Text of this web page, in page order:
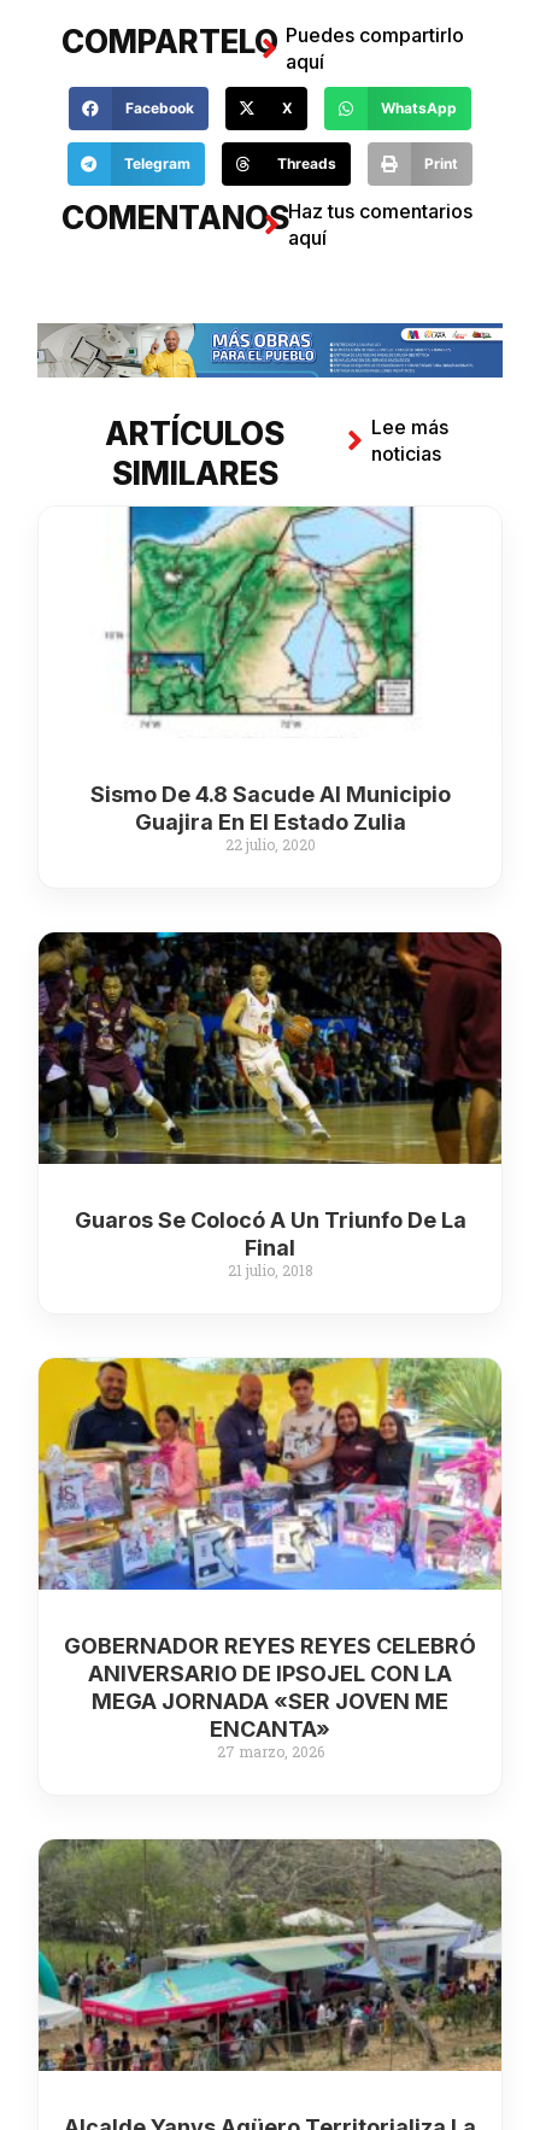
COMPARTELO Puedes compartirlo
aquí
Facebook X WhatsApp
Telegram Threads Print
COMENTANOSHaz tus comentarios
aquí
ARTÍCULOS
SIMILARES
Lee más
noticias
Sismo De 4.8 Sacude Al Municipio
Guajira En El Estado Zulia
22 julio, 2020
Guaros Se Colocó A Un Triunfo De La
Final
21 julio, 2018
GOBERNADOR REYES REYES CELEBRÓ
ANIVERSARIO DE IPSOJEL CON LA
MEGA JORNADA «SER JOVEN ME
ENCANTA»
27 marzo, 2026